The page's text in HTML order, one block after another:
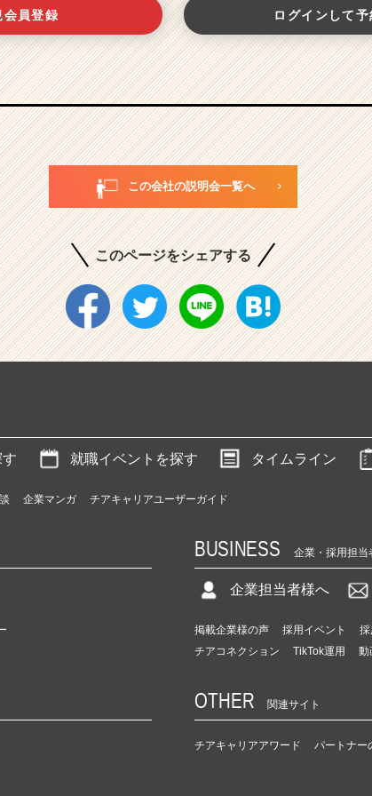
会員登録 ログインして
この会社の説明会一覧へ
このページをシェアする
就職イベントを探す タイムライン
企業マンガ チアキャリアユーザーガイド
BUSINESS 企業・採用担当
企業担当者様へ
掲載企業様の声 採用イベント
チアコネクション
TikTok運用 動
OTHER 関連サイト
チアキャリアアワード パートナー